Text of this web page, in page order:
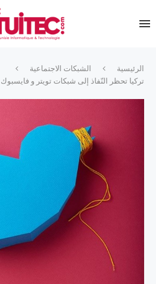
الرئيسية
الشبكات الاجتماعية
تركيا تحظر النّفاذ إلى شبكات تويتر و